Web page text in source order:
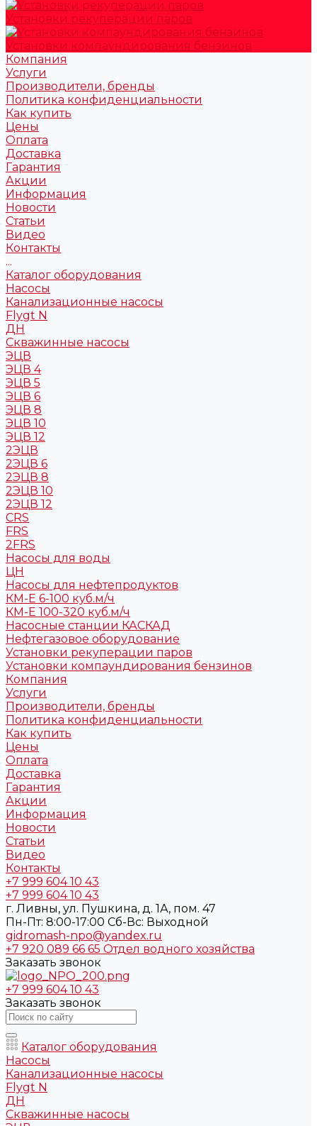
Установки рекуперации паров
Установки компаундирования бензинов
Компания
Услуги
Производители, бренды
Политика конфиденциальности
Как купить
Цены
Оплата
Доставка
Гарантия
Акции
Информация
Новости
Статьи
Видео
Контакты
...
Каталог оборудования
Насосы
Канализационные насосы
Flygt N
ДН
Скважинные насосы
ЭЦВ
ЭЦВ 4
ЭЦВ 5
ЭЦВ 6
ЭЦВ 8
ЭЦВ 10
ЭЦВ 12
2ЭЦВ
2ЭЦВ 6
2ЭЦВ 8
2ЭЦВ 10
2ЭЦВ 12
CRS
FRS
2FRS
Насосы для воды
ЦН
Насосы для нефтепродуктов
КМ-Е 6-100 куб.м/ч
КМ-Е 100-320 куб.м/ч
Насосные станции КАСКАД
Нефтегазовое оборудование
Установки рекуперации паров
Установки компаундирования бензинов
Компания
Услуги
Производители, бренды
Политика конфиденциальности
Как купить
Цены
Оплата
Доставка
Гарантия
Акции
Информация
Новости
Статьи
Видео
Контакты
+7 999 604 10 43
+7 999 604 10 43
г. Ливны, ул. Пушкина, д. 1А, пом. 47
Пн-Пт: 8:00-17:00 Cб-Вс: Выходной
gidromash-npo@yandex.ru
+7 920 089 66 65 Отдел водного хозяйства
Заказать звонок
+7 999 604 10 43
Заказать звонок
Каталог оборудования
Насосы
Канализационные насосы
Flygt N
ДН
Скважинные насосы